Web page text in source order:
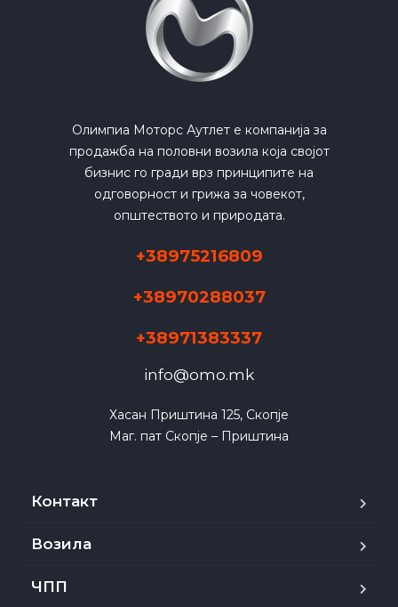
Олимпиа Моторс Аутлет е компанија за
продажба на половни возила која својот
бизнис го гради врз принципите на
одговорност и грижа за човекот,
општеството и природата.
+38975216809
+38970288037
+38971383337
info@omo.mk
Хасан Приштина 125, Скопје
Маг. пат Скопје – Приштина
Контакт
Возила
ЧПП